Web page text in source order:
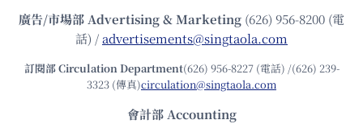
廣告/市場部Advertising & Marketing (626) 956-8200 (電
話) /advertisements@singtaola.com
訂閱部 Circulation Department(626) 956-8227 (電話) /(626) 239-
3323 (傳真)circulation@singtaola.com
會計部 Accounting